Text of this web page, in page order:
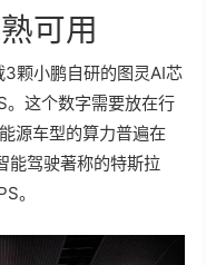
可用
颗小鹏自研的图灵AI芯
这个数字需要放在行
源车型的算力普遍在
能驾驶著称的特斯拉
。